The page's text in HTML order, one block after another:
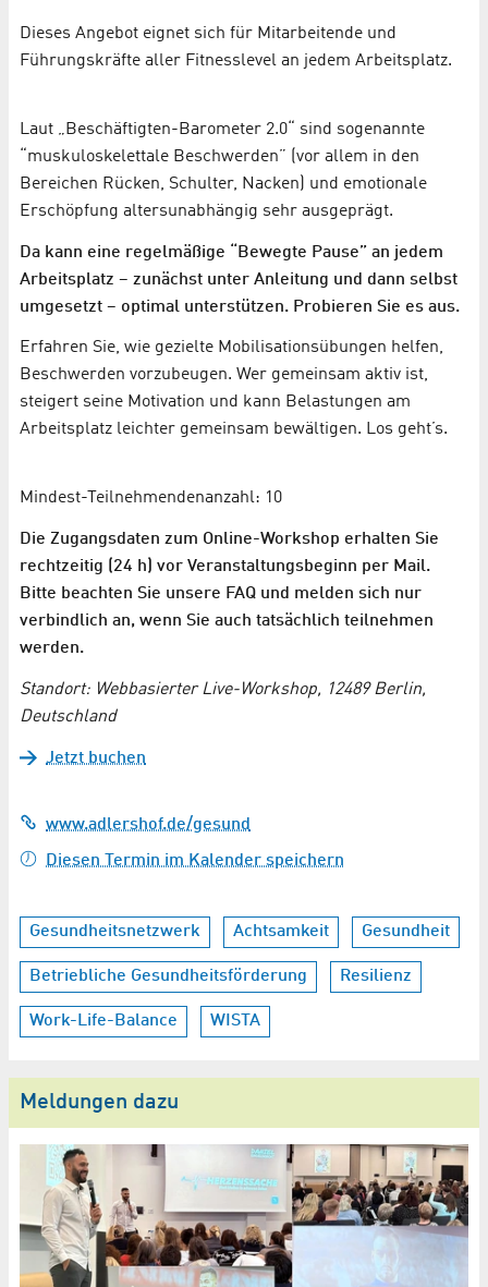
Dieses Angebot eignet sich für Mitarbeitende und
Führungskräfte aller Fitnesslevel an jedem Arbeitsplatz.
Laut „Beschäftigten-Barometer 2.0“ sind sogenannte
“muskuloskelettale Beschwerden” (vor allem in den
Bereichen Rücken, Schulter, Nacken) und emotionale
Erschöpfung altersunabhängig sehr ausgeprägt.
Da kann eine regelmäßige “Bewegte Pause” an jedem
Arbeitsplatz – zunächst unter Anleitung und dann selbst
umgesetzt – optimal unterstützen. Probieren Sie es aus.
Erfahren Sie, wie gezielte Mobilisationsübungen helfen,
Beschwerden vorzubeugen. Wer gemeinsam aktiv ist,
steigert seine Motivation und kann Belastungen am
Arbeitsplatz leichter gemeinsam bewältigen. Los geht’s.
Mindest-Teilnehmendenanzahl: 10
Die Zugangsdaten zum Online-Workshop erhalten Sie
rechtzeitig (24 h) vor Veranstaltungsbeginn per Mail.
Bitte beachten Sie unsere FAQ und melden sich nur
verbindlich an, wenn Sie auch tatsächlich teilnehmen
werden.
Standort: Webbasierter Live-Workshop, 12489 Berlin,
Deutschland
Jetzt buchen
www.adlershof.de/gesund
Diesen Termin im Kalender speichern
Gesundheitsnetzwerk Achtsamkeit Gesundheit
Betriebliche Gesundheitsförderung Resilienz
Work-Life-Balance WISTA
Meldungen dazu